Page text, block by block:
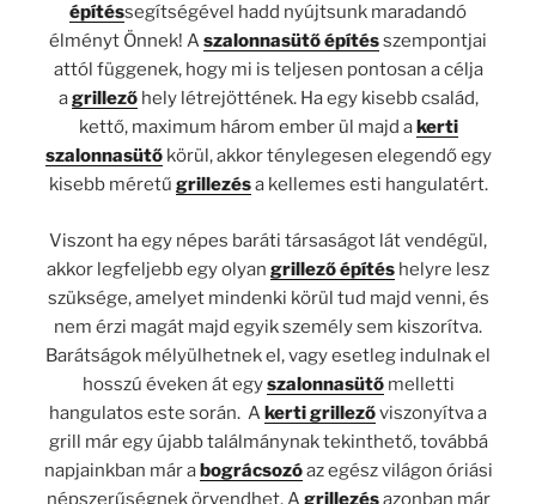
építéssegítségével hadd nyújtsunk maradandó
élményt Önnek! Aszalonnasütő építésszempontjai
attól függenek, hogy mi is teljesen pontosan a célja
agrillezőhely létrejöttének. Ha egy kisebb család,
kettő, maximum három ember ül majd a kerti
szalonnasütőkörül, akkor ténylegesen elegendő egy
kisebb méretű grillezésa kellemes esti hangulatért.
Viszont ha egy népes baráti társaságot lát vendégül,
akkor legfeljebb egy olyan grillező építés helyre lesz
szüksége, amelyet mindenki körül tud majd venni, és
nem érzi magát majd egyik személy sem kiszorítva.
Barátságok mélyülhetnek el, vagy esetleg indulnak el
hosszú éveken át egyszalonnasütőmelletti
hangulatos este során. Akerti grillezőviszonyítva a
grill már egy újabb találmánynak tekinthető, továbbá
napjainkban már abográcsozóaz egész világon óriási
népszerűségnek örvendhet. A grillezésazonban már